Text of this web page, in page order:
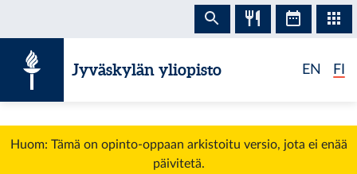
Jyväskylän yliopisto EN FI
Huom: Tämä on opinto-oppaan arkistoitu versio, jota ei enää
päivitetä.